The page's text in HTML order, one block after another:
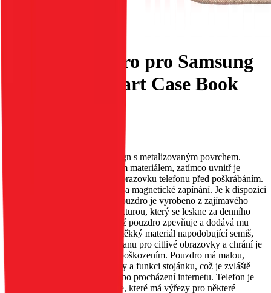
Flipové pouzdro pro Samsung
S25 PLUS Smart Case Book
Toto pouzdro má původní design s metalizovaným povrchem.
Vnější strana je obšita třpytivým materiálem, zatímco uvnitř je
měkký materiál, který chrání obrazovku telefonu před poškrábáním.
Obsahuje kapsu na dokumenty a magnetické zapínání. Je k dispozici
v několika různých barvách. Pouzdro je vyrobeno z zajímavého
materiálu s metalizovanou strukturou, který se leskne za denního
světla. Okraje jsou zesíleny, což pouzdro zpevňuje a dodává mu
originalitu. Uvnitř je umístěn měkký materiál napodobující semiš,
který poskytuje vynikající ochranu pro citlivé obrazovky a chrání je
před poškrábáním a drobným poškozením. Pouzdro má malou,
praktickou kapsu na dokumenty a funkci stojánku, což je zvláště
užitečné při sledování filmů nebo procházení internetu. Telefon je
umístěn v silikonovém pouzdře, které má výřezy pro některé